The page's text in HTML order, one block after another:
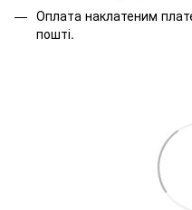
Оплата наклатеним
пошті.